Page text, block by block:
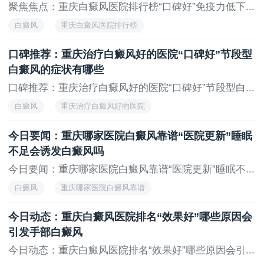
聚焦焦点：重庆白癜风医院排行榜“口碑好”免疫力低下...
白癜风 重庆白癜风医院排行榜
口碑推荐：重庆治疗白癜风好的医院“口碑好”节段型
白癜风的症状有哪些
口碑推荐：重庆治疗白癜风好的医院“口碑好”节段型白...
白癜风 重庆治疗白癜风好的医院
今日要闻：重庆哪家医院白癜风靠谱“医院更新”睡眠
不足会诱发白癜风吗
今日要闻：重庆哪家医院白癜风靠谱“医院更新”睡眠不...
白癜风 重庆哪家医院白癜风靠谱
今日动态：重庆白癜风医院排名“效果好”哪些原因会
引发手部白癜风
今日动态：重庆白癜风医院排名“效果好”哪些原因会引...